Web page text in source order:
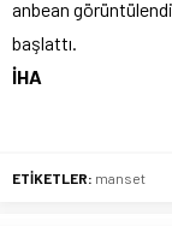
anbean
başlattı.
İHA
ETİKETLER: manset